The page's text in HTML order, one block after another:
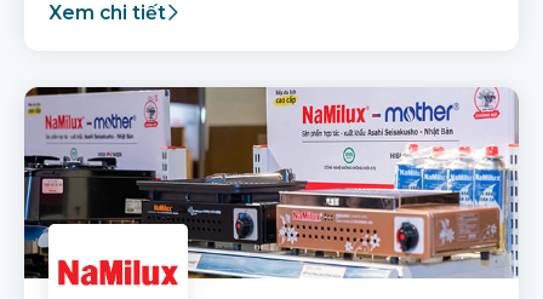
Xem chi tiết